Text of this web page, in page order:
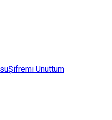
Şifremi Unuttum